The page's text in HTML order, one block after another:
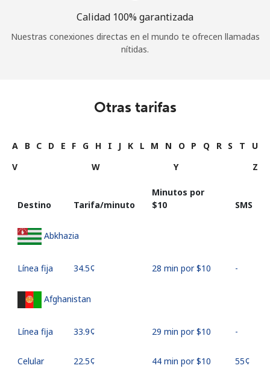
Calidad 100% garantizada
Nuestras conexiones directas en el mundo te ofrecen llamadas
nítidas.
Otras tarifas
A B C D E F G H I J K L M N O P Q R S T
U
V
W Y Z
Destino Tarifa/minuto
Minutos por
⁦$10⁩
SMS
Abkhazia
Línea fija ⁦34.5¢⁩ 28 min por ⁦$10⁩ -
Afghanistan
Línea fija ⁦33.9¢⁩ 29 min por ⁦$10⁩ -
Celular ⁦22.5¢⁩ 44 min por ⁦$10⁩ ⁦55¢⁩